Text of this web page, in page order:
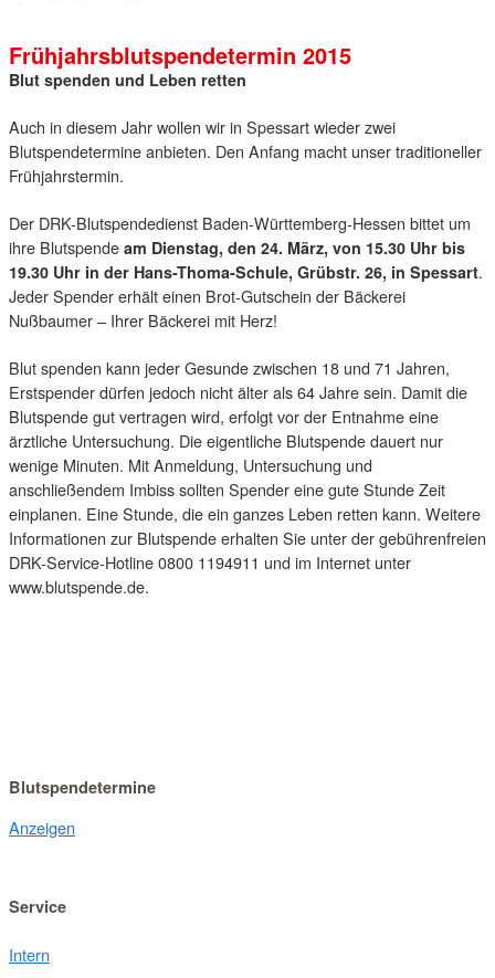
Frühjahrsblutspendetermin 2015
Blut spenden und Leben retten
Auch in diesem Jahr wollen wir in Spessart wieder zwei
Blutspendetermine anbieten. Den Anfang macht unser traditioneller
Frühjahrstermin.
Der DRK-Blutspendedienst Baden-Württemberg-Hessen bittet um
ihre Blutspende am Dienstag, den 24. März, von 15.30 Uhr bis
19.30 Uhr in der Hans-Thoma-Schule, Grübstr. 26, in Spessart.
Jeder Spender erhält einen Brot-Gutschein der Bäckerei
Nußbaumer – Ihrer Bäckerei mit Herz!
Blut spenden kann jeder Gesunde zwischen 18 und 71 Jahren,
Erstspender dürfen jedoch nicht älter als 64 Jahre sein. Damit die
Blutspende gut vertragen wird, erfolgt vor der Entnahme eine
ärztliche Untersuchung. Die eigentliche Blutspende dauert nur
wenige Minuten. Mit Anmeldung, Untersuchung und
anschließendem Imbiss sollten Spender eine gute Stunde Zeit
einplanen. Eine Stunde, die ein ganzes Leben retten kann. Weitere
Informationen zur Blutspende erhalten Sie unter der gebührenfreien
DRK-Service-Hotline 0800 1194911 und im Internet unter
www.blutspende.de.
Blutspendetermine
Anzeigen
Service
Intern